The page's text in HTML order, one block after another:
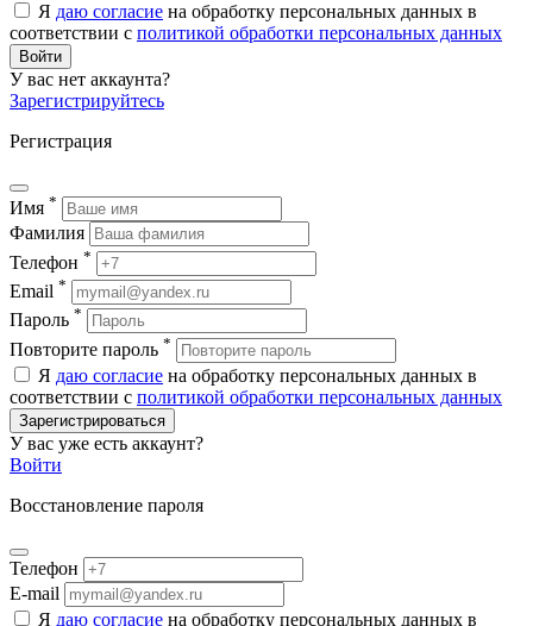
Я даю согласие на обработку персональных данных в
соответствии с политикой обработки персональных данных
Войти
У вас нет аккаунта?
Зарегистрируйтесь
Регистрация
Имя *
Фамилия
Телефон *
Email *
Пароль *
Повторите пароль *
Я даю согласие на обработку персональных данных в
соответствии с политикой обработки персональных данных
Зарегистрироваться
У вас уже есть аккаунт?
Войти
Восстановление пароля
Телефон
E-mail
Я даю согласие на обработку персональных данных в